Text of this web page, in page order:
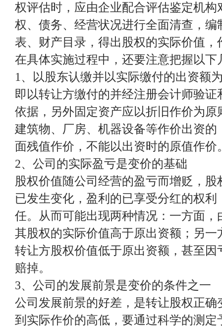
权评估时，应由企业配合评估鉴定机构
权、债务、经营状况进行全面清查，编
表、财产目录，得出股权的实际价值
在具体实施过程中，还要注意把握以下
1、以股东认缴并以实际缴付的出资额
即以转让方缴付的并经注册会计师验
依据，另外固定资产应以折旧作价为
建筑物、厂房、机器设备等作价出资
面残值作价，不能以出资时的原值作价
2、公司的实际盈亏是变价的基础
股权价值随公司经营的盈亏而增贬，
已发生变化，盈利的已享受分红的权
任。从而可能出现两种情况：一方面
其股权的实际价值高于原出资额；另
转让方股权价值低于原出资额，甚至
赔掉。
3、公司的发展前景是变价的条件之一
公司发展前景的好差，是转让股权正
到实际作价的高低，要通过科学的测定